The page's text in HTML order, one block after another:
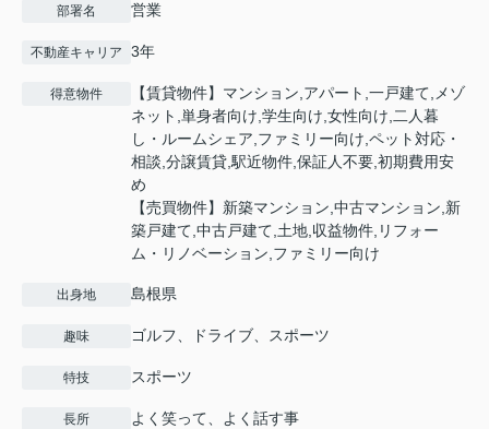
部署名 営業
不動産キャリア 3年
得意物件
【賃貸物件】マンション,アパート,一戸建て,メゾ
ネット,単身者向け,学生向け,女性向け,二人暮
し・ルームシェア,ファミリー向け,ペット対応・
相談,分譲賃貸,駅近物件,保証人不要,初期費用安
め
【売買物件】新築マンション,中古マンション,新
築戸建て,中古戸建て,土地,収益物件,リフォー
ム・リノベーション,ファミリー向け
出身地 島根県
趣味 ゴルフ、ドライブ、スポーツ
特技 スポーツ
長所 よく笑って、よく話す事